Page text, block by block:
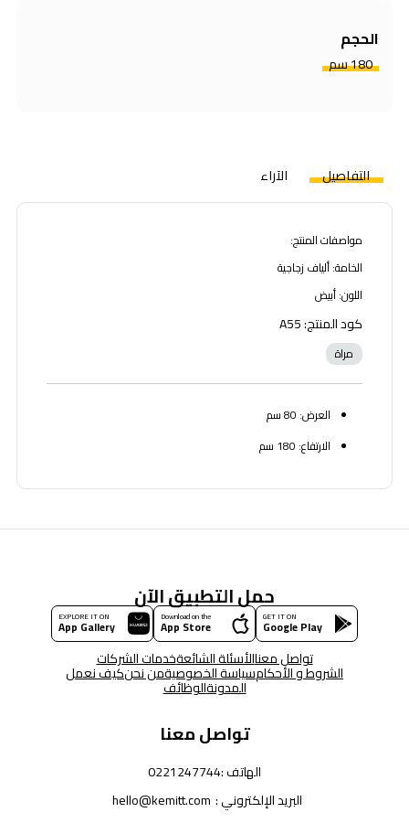
الحجم
180 سم
التفاصيل الآراء
مواصفات المنتج:
الخامة: ألياف زجاجية
اللون: أبيض
كود المنتج: A55
مراة
العرض: 80 سم
الارتفاع: 180 سم
حمل التطبيق الآن
GET IT ON
Google Play
Download on the
App Store
EXPLORE IT ON
App Gallery
تواصل معناالأسئلة الشائعةخدمات الشركات
الشروط و الأحكامسياسة الخصوصيةمن نحنكيف نعمل
المدونةالوظائف
تواصل معنا
الهاتف :0221247744
البريد الإلكتروني : hello@kemitt.com